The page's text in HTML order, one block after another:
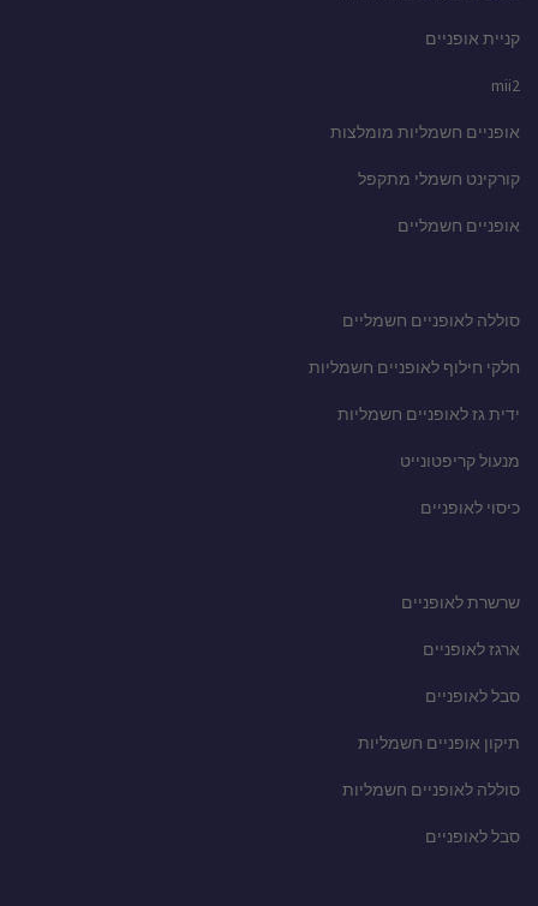
קניית אופניים
mii2
אופניים חשמליות מומלצות
קורקינט חשמלי מתקפל
אופניים חשמליים
סוללה לאופניים חשמליים
חלקי חילוף לאופניים חשמליות
ידית גז לאופניים חשמליות
מנעול קריפטונייט
כיסוי לאופניים
שרשרת לאופניים
ארגז לאופניים
סבל לאופניים
תיקון אופניים חשמליות
סוללה לאופניים חשמליות
סבל לאופניים